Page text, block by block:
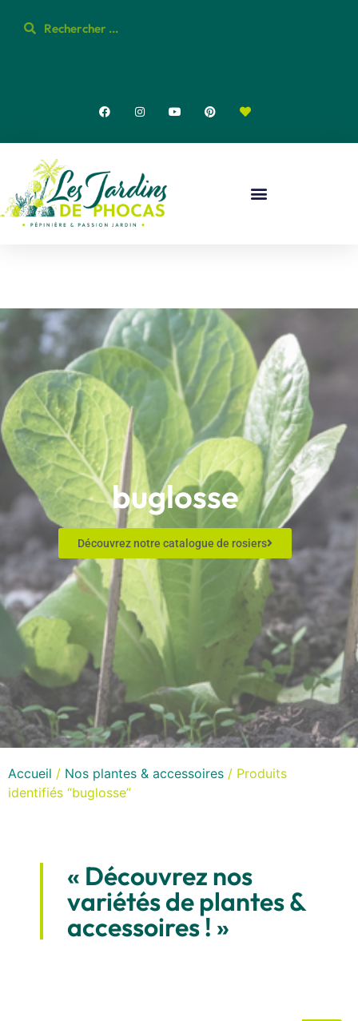
buglosse
Découvrez notre catalogue de rosiers
Accueil / Nos plantes & accessoires / Produits
identifiés “buglosse”
« Découvrez nos
variétés de plantes &
accessoires ! »